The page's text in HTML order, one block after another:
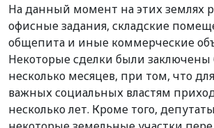
На данный момент на этих землях
офисные задания, складские
общепита и иные коммерческие
Некоторые сделки были заключены
несколько месяцев, при том, что
важных социальных властям
несколько лет. Кроме того,